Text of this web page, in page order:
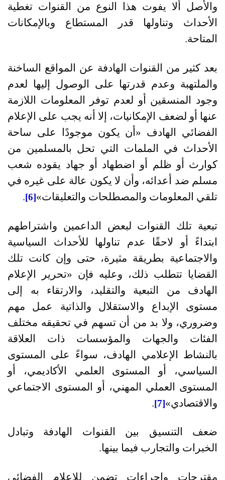
والأصل ألا يفوت هذا النوع من القنوات تغطية
الأحداث وتناولها قدر المستطاع وبالإمكانات
المتاحة.
بعد كثير من القنوات الهادفة عن المواقع الساخنة
والملتهبة وعدم قدرتها على الوصول إليها لعدم
وجود المنسقين أو لعدم توفر المعلومات اللازمة
عنها أو لضعف الإمكانيات، إلا أنه يجب على الإعلام
الفضائي الهادف «أن يكون موجودًا على ساحة
الأحداث في الملمات التي تحل بالمسلمين من
كوارث أو ظلم أو اضطهاد أو جهاد يقوده شعب
مسلم ضد أعدائه، وأن لا يكون عالة على غيره في
تلقي المعلومات والمصطلحات والتعليقات»
[6]
.
تبعية تلك القنوات لبعض الداعمين واشتراطهم
ابتداءً أو لاحقًا عدم تناولها للأحداث السياسية
والاجتماعية بطريقة مثيرة، حتى وإن كانت تلك
القضايا تتطلب ذلك، وعليه فإن «تحرير الإعلام
الهادف من التبعية والتقليد، والارتقاء به إلى
مستوى الإبداع والاستقلال والذاتية عمل مهم
وضروري، ولا بد من أن تسهم في تحقيقه مختلف
الفئات والجهات والمؤسسات ذات العلاقة
بالنشاط الإعلامي الهادف، سواءً على المستوى
السياسي، أو المستوى العلمي الأكاديمي، أو
المستوى العملي المهني، أو المستوى الاجتماعي
والاقتصادي»
[7]
.
ضعف التنسيق بين القنوات الهادفة وتبادل
الخبرات والتجارب فيما بينها.
مقترحات وإجراءات تضمن للإعلام الفضائي